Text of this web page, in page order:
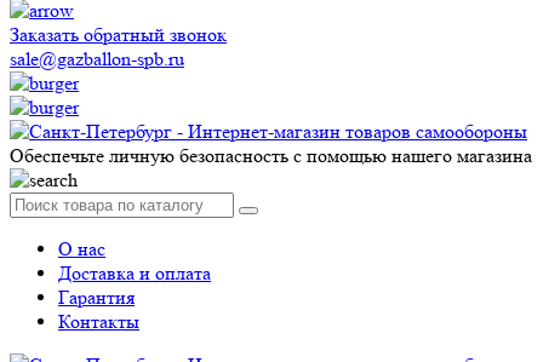
Заказать обратный звонок
sale@gazballon-spb.ru
Обеспечьте личную безопасность с помощью нашего магазина
О нас
Доставка и оплата
Гарантия
Контакты